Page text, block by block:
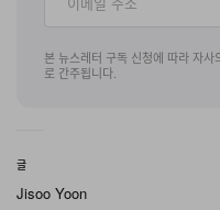
이번 컬렉션의 모든 제품
이번 협업만을 위해 전
기회를 제안받고 고민 없
본 뉴스레터 구독 신청에 따라 자사
로 간주됩니다.
글
Jisoo Yoon